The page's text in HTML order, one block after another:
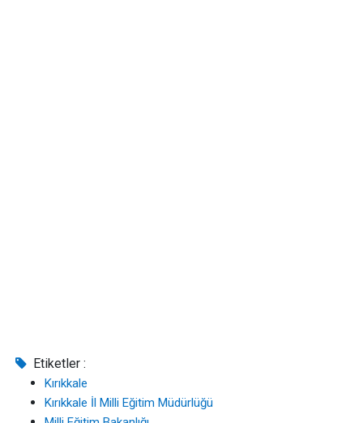
Etiketler :
Kırıkkale
Kırıkkale İl Milli Eğitim Müdürlüğü